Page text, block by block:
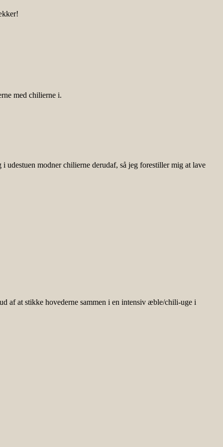
med chilierne i.
modner chilierne derudaf, så jeg forestiller mig at lave
af at stikke hovederne sammen i en intensiv æble/chili-uge i